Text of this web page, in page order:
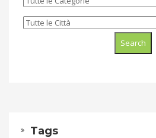
Tags